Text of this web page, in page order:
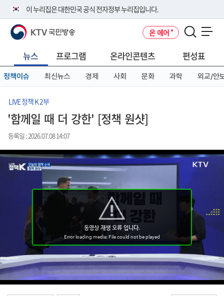
기
이 누리집은 대한민국 공식 전자정부 누리집입니다.
공식 누리집 주소 확인하기
니다.
이밖에 or.kr 또는 .kr등 다른 도메인 주소를 사용하고 있다면 아래 URL에
서 도메인 주소를 확인해 보세요
KTV 국민방송 온 에어
뉴스 프로그램 온라인콘텐츠 편성표
정책이슈 최신뉴스 경제 사회 문화 과학 외교/안
LIVE 정책 K 2부
'함께일 때 더 강한' [정책 원샷]
등록일 : 2026.07.08 14:07